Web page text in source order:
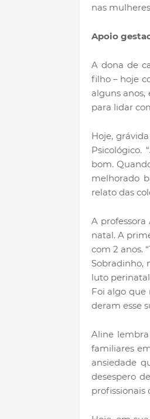
nas
Apoio
A dona de
filho – hoje
alguns
para lidar
Hoje,
bom.
melhorado
relato das
A
natal. A
com 2 anos.
luto
Foi algo
deram esse
Aline
familiares
ansiedade
desespero
profissionais